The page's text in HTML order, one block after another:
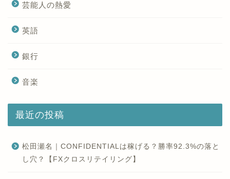
芸能人の熱愛
英語
銀行
音楽
最近の投稿
松田瀬名｜CONFIDENTIALは稼げる？勝率92.3%の落と
し穴？【FXクロスリテイリング】